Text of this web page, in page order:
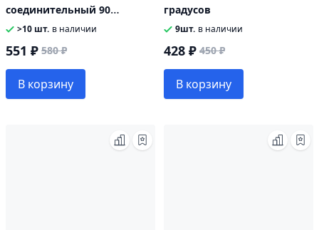
соединительный 90
градусов
>10 шт. в наличии
551 ₽ 580 ₽
В корзину
градусов
9шт. в наличии
428 ₽ 450 ₽
В корзину